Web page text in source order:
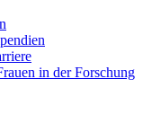
in der Forschung